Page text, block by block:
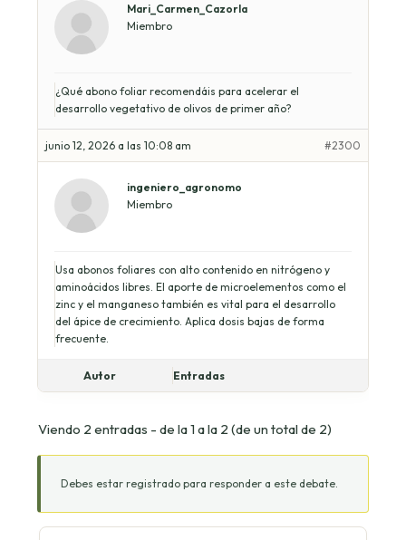
Mari_Carmen_Cazorla
Miembro
¿Qué abono foliar recomendáis para acelerar el
desarrollo vegetativo de olivos de primer año?
junio 12, 2026 a las 10:08 am #2300
ingeniero_agronomo
Miembro
Usa abonos foliares con alto contenido en nitrógeno y
aminoácidos libres. El aporte de microelementos como el
zinc y el manganeso también es vital para el desarrollo
del ápice de crecimiento. Aplica dosis bajas de forma
frecuente.
Autor Entradas
Viendo 2 entradas - de la 1 a la 2 (de un total de 2)
Debes estar registrado para responder a este debate.